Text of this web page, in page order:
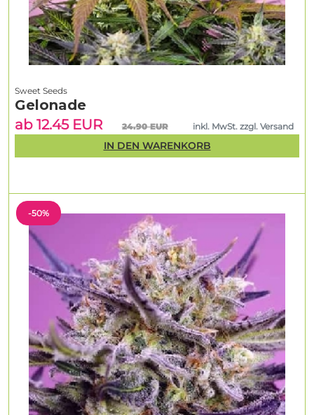
-50%
Sweet Seeds
Gelonade
ab 12.45 EUR
24.90 EUR inkl. MwSt. zzgl. Versand
IN DEN WARENKORB